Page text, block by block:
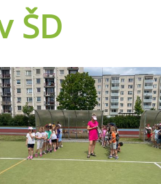
ŠD